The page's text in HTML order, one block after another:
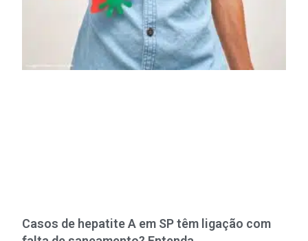
Casos de hepatite A em SP têm ligação com